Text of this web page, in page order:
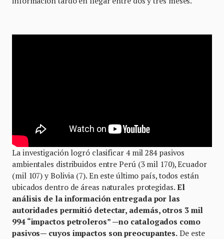
La investigación logró clasificar 4 mil 284 pasivos
ambientales distribuidos entre Perú (3 mil 170), Ecuador
(mil 107) y Bolivia (7). En este último país, todos están
ubicados dentro de áreas naturales protegidas. El
análisis de la información entregada por las
autoridades permitió detectar, además, otros 3 mil
994 “impactos petroleros” —no catalogados como
pasivos— cuyos impactos son preocupantes. De este